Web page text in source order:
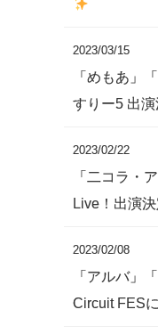
2023/03/15
「めもあ」
すりー5 出演
2023/02/22
「二コラ・
Live！出演
2023/02/08
「アルバ」
Circuit FES